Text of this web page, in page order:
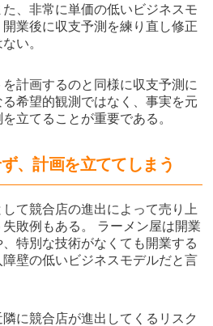
、非常に単価の低いビジネスモ
業後に収支予測を練り直し修正
い。
計画するのと同様に収支予測に
希望的観測ではなく、事実を元
立てることが重要である。
、計画を立ててしまう
て競合店の進出によって売り上
敗例もある。 ラーメン屋は開業
特別な技術がなくても開業する
壁の低いビジネスモデルだと言
に競合店が進出してくるリスク